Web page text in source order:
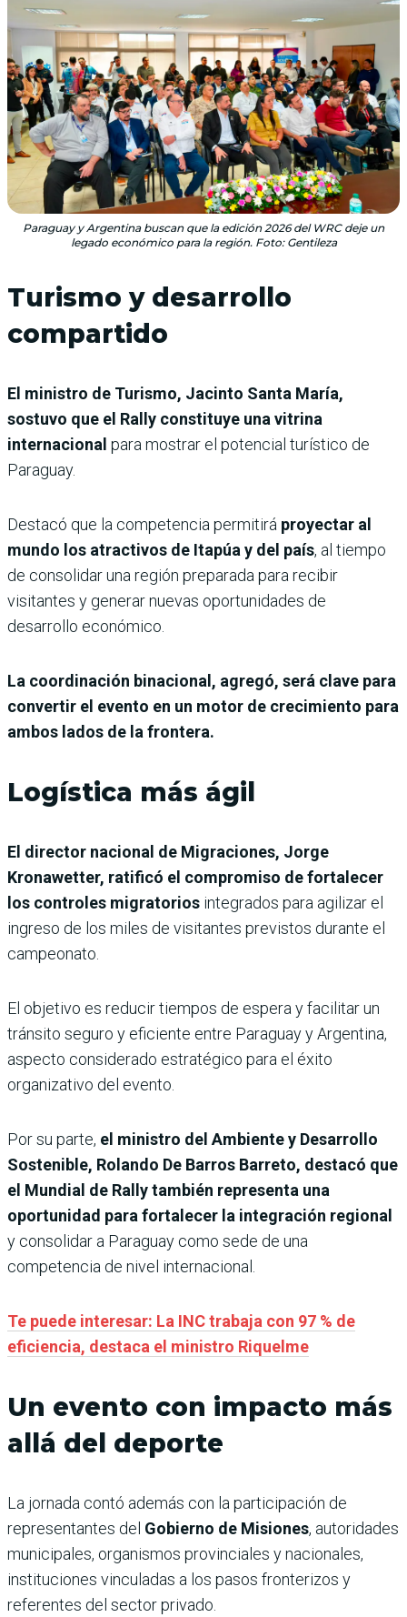
Paraguay y Argentina buscan que la edición 2026 del WRC deje un
legado económico para la región. Foto: Gentileza
Turismo y desarrollo
compartido
El ministro de Turismo, Jacinto Santa María,
sostuvo que el Rally constituye una vitrina
internacional para mostrar el potencial turístico de
Paraguay.
Destacó que la competencia permitirá proyectar al
mundo los atractivos de Itapúa y del país, al tiempo
de consolidar una región preparada para recibir
visitantes y generar nuevas oportunidades de
desarrollo económico.
La coordinación binacional, agregó, será clave para
convertir el evento en un motor de crecimiento para
ambos lados de la frontera.
Logística más ágil
El director nacional de Migraciones, Jorge
Kronawetter, ratificó el compromiso de fortalecer
los controles migratorios integrados para agilizar el
ingreso de los miles de visitantes previstos durante el
campeonato.
El objetivo es reducir tiempos de espera y facilitar un
tránsito seguro y eficiente entre Paraguay y Argentina,
aspecto considerado estratégico para el éxito
organizativo del evento.
Por su parte, el ministro del Ambiente y Desarrollo
Sostenible, Rolando De Barros Barreto, destacó que
el Mundial de Rally también representa una
oportunidad para fortalecer la integración regional
y consolidar a Paraguay como sede de una
competencia de nivel internacional.
Te puede interesar: La INC trabaja con 97 % de
eficiencia, destaca el ministro Riquelme
Un evento con impacto más
allá del deporte
La jornada contó además con la participación de
representantes del Gobierno de Misiones, autoridades
municipales, organismos provinciales y nacionales,
instituciones vinculadas a los pasos fronterizos y
referentes del sector privado.